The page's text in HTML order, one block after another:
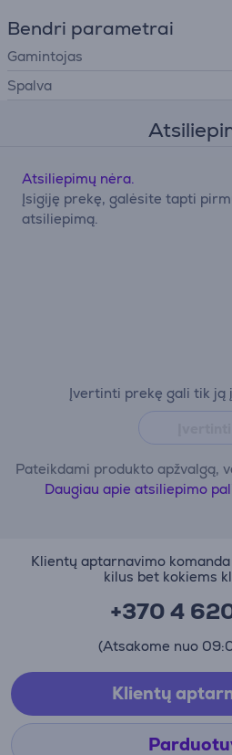
Bendri parametrai
Gamintojas
Spalva
Įvertinti prekę gali tik ją
Pateikdami produkto apžvalgą,
Daugiau apie atsiliepimo
Atsiliepimų nėra.
Įsigiję prekę, galėsite tapti
atsiliepimą.
Klientų aptarnavimo
kilus bet kokiems
+370 4
(Atsakome nuo
Klientų